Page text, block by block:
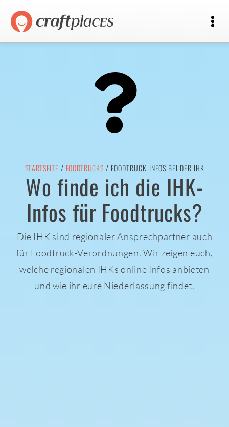
STARTSEITE / FOODTRUCKS / FOODTRUCK-INFOS BEI DER IHK
Wo finde ich die IHK-
Infos für Foodtrucks?
Die IHK sind regionaler Ansprechpartner auch
für Foodtruck-Verordnungen. Wir zeigen euch,
welche regionalen IHKs online Infos anbieten
und wie ihr eure Niederlassung findet.